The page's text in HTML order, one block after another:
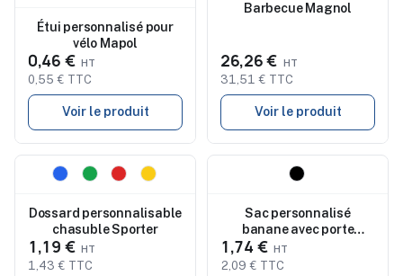
Étui personnalisé pour
vélo Mapol
0,46 €
0,55 € TTC
Voir le produit
Barbecue Magnol
26,26 €
31,51 € TTC
Voir le produit
Nouveau
Dossard personnalisable
chasuble Sporter
1,19 €
1,43 € TTC
Sac personnalisé
banane avec porte
numéro Rapik
1,74 €
2,09 € TTC